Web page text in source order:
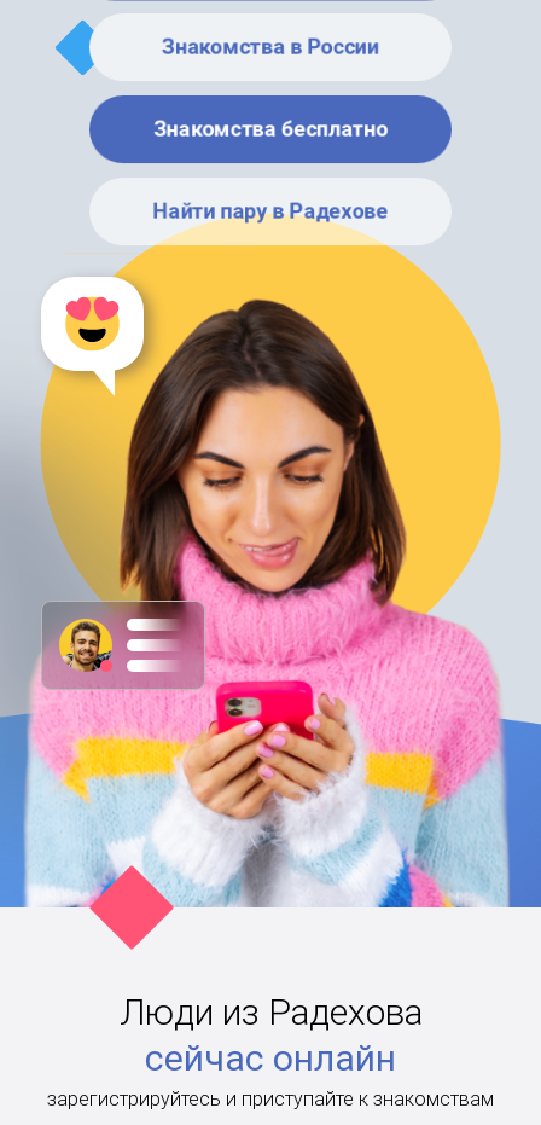
Знакомства в России
Знакомства бесплатно
Найти пару в Радехове
Люди из Радехова
сейчас онлайн
зарегистрируйтесь и приступайте к знакомствам